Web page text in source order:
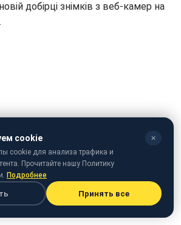
добірці знімків з веб-камер на
cookie ✕
cookie для анализа трафика и
Прочитайте нашу Политику
Подробнее
Принять все